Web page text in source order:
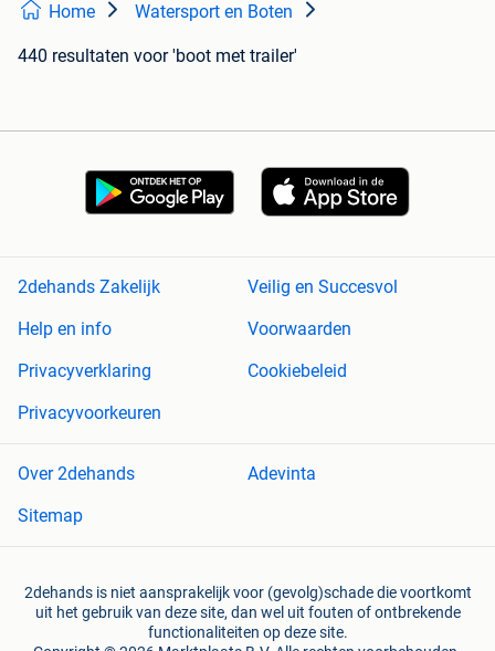
Home Watersport en Boten
440 resultaten voor 'boot met trailer'
2dehands Zakelijk
Veilig en Succesvol
Help en info
Voorwaarden
Privacyverklaring
Cookiebeleid
Privacyvoorkeuren
Over 2dehands
Adevinta
Sitemap
2dehands is niet aansprakelijk voor (gevolg)schade die voortkomt
uit het gebruik van deze site, dan wel uit fouten of ontbrekende
functionaliteiten op deze site.